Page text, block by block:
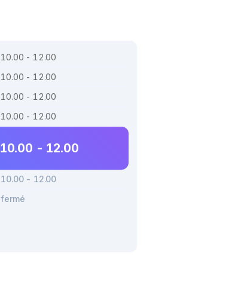
10.00 - 12.00
10.00 - 12.00
10.00 - 12.00
10.00 - 12.00
10.00 - 12.00
10.00 - 12.00
fermé